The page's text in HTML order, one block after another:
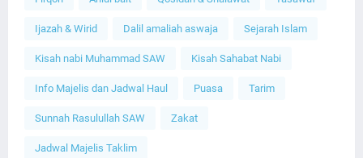
Ijazah & Wirid Dalil amaliah aswaja Sejarah Islam
Kisah nabi Muhammad SAW Kisah Sahabat Nabi
Info Majelis dan Jadwal Haul Puasa Tarim
Sunnah Rasulullah SAW Zakat
Jadwal Majelis Taklim